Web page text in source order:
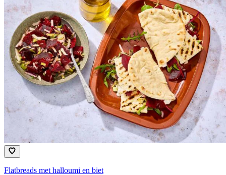
Flatbreads met halloumi en biet